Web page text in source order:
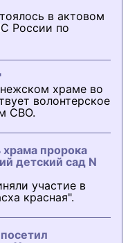
в актовом
России по
храме во
волонтерское
СВО.
храма пророка
детский сад N
участие в
красная".